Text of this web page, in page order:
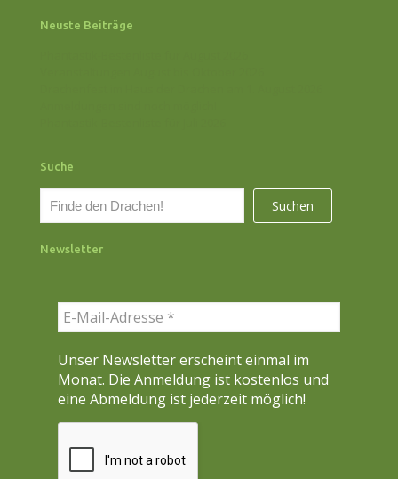
Neuste Beiträge
Suche
h
Suchen
Newsletter
Unser Newsletter erscheint einmal im
Monat. Die Anmeldung ist kostenlos und
eine Abmeldung ist jederzeit möglich!